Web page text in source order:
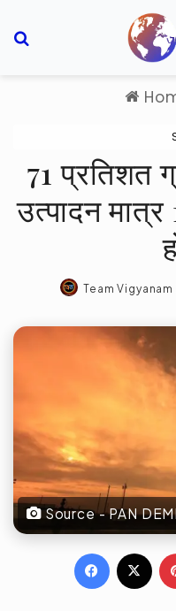
71 प्रतिशत
उत्पादन
Team Vigyanam
Source - PAN